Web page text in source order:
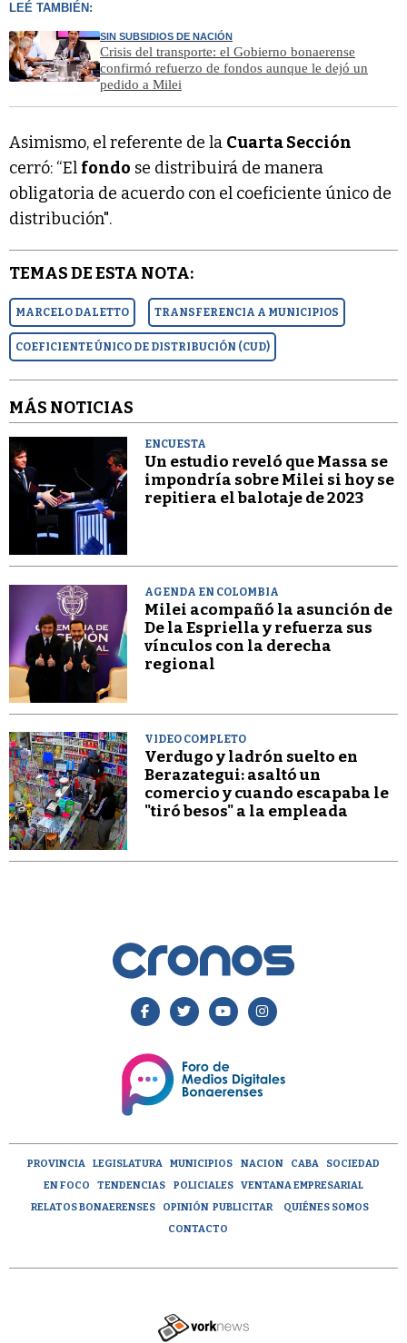
LEÉ TAMBIÉN:
SIN SUBSIDIOS DE NACIÓN
Crisis del transporte: el Gobierno bonaerense
confirmó refuerzo de fondos aunque le dejó un
pedido a Milei
Asimismo, el referente de la Cuarta Sección
cerró: “El fondo se distribuirá de manera
obligatoria de acuerdo con el coeficiente único de
distribución".
TEMAS DE ESTA NOTA:
MARCELO DALETTO TRANSFERENCIA A MUNICIPIOS
COEFICIENTE ÚNICO DE DISTRIBUCIÓN (CUD)
MÁS NOTICIAS
ENCUESTA
Un estudio reveló que Massa se
impondría sobre Milei si hoy se
repitiera el balotaje de 2023
AGENDA EN COLOMBIA
Milei acompañó la asunción de
De la Espriella y refuerza sus
vínculos con la derecha
regional
VIDEO COMPLETO
Verdugo y ladrón suelto en
Berazategui: asaltó un
comercio y cuando escapaba le
"tiró besos" a la empleada
PROVINCIA LEGISLATURA MUNICIPIOS NACION CABA
SOCIEDAD
EN FOCO
TENDENCIAS POLICIALES
VENTANA EMPRESARIAL
RELATOS BONAERENSES
OPINIÓN PUBLICITAR
QUIÉNES SOMOS
CONTACTO